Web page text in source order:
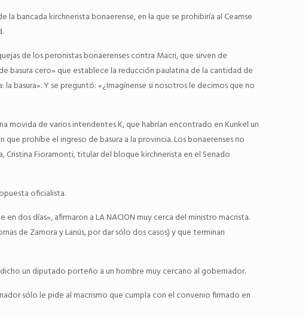
bancada kirchnerista bonaerense, en la que se prohibiría al Ceamse
de los peronistas bonaerenses contra Macri, que sirven de
basura cero» que establece la reducción paulatina de la cantidad de
basura». Y se preguntó: «¿Imagínense si nosotros le decimos que no
movida de varios intendentes K, que habrían encontrado en Kunkel un
prohíbe el ingreso de basura a la provincia. Los bonaerenses no
Cristina Fioramonti, titular del bloque kirchnerista en el Senado
oficialista.
dos días», afirmaron a LA NACION muy cerca del ministro macrista.
de Zamora y Lanús, por dar sólo dos casos) y que terminan
un diputado porteño a un hombre muy cercano al gobernador.
sólo le pide al macrismo que cumpla con el convenio firmado en